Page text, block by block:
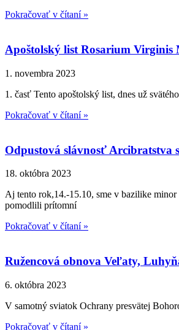
Pokračovať v čítaní »
Apoštolský list Rosarium Virginis
1. novembra 2023
1. časť Tento apoštolský list, dnes už
Pokračovať v čítaní »
Odpustová slávnosť Arcibratstva
18. októbra 2023
Aj tento rok,14.-15.10, sme v bazilike
pomodlili prítomní
Pokračovať v čítaní »
Ružencová obnova Veľaty,
6. októbra 2023
V samotný sviatok Ochrany presvätej
Pokračovať v čítaní »